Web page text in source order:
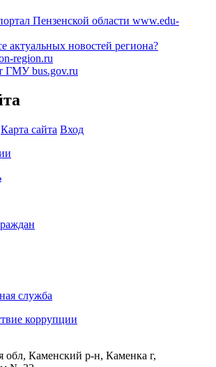
Пензенской области www.edu-
актуальных новостей региона?
region.ru
ГМУ bus.gov.ru
Карта сайта Вход
служба
коррупции
обл, Каменский р-н, Каменка г,